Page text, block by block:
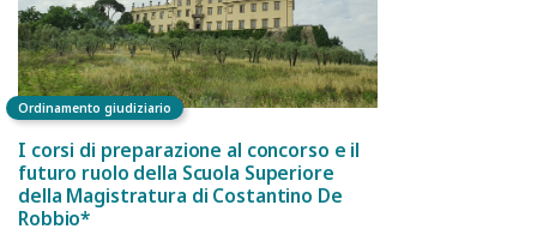
Ordinamento giudiziario
I corsi di preparazione al concorso e il
futuro ruolo della Scuola Superiore
della Magistratura di Costantino De
Robbio*